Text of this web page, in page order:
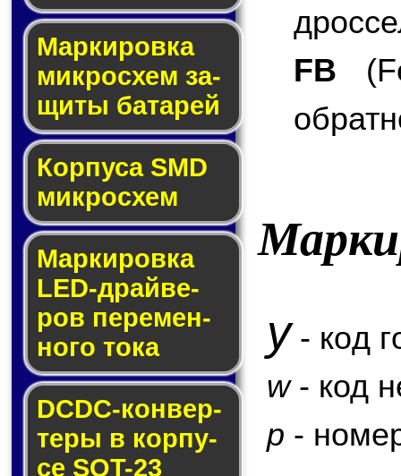
Мар­ки­ров­ка
мик­ро­схем за­
щи­ты ба­та­рей
Корпуса SMD
мик­ро­схем
Маркировка
LED-драй­ве­
ров пе­ре­мен­
но­го то­ка
DCDC-кон­вер­
те­ры в кор­пу­
се SOT-23
FB
y- код
w- код
p -